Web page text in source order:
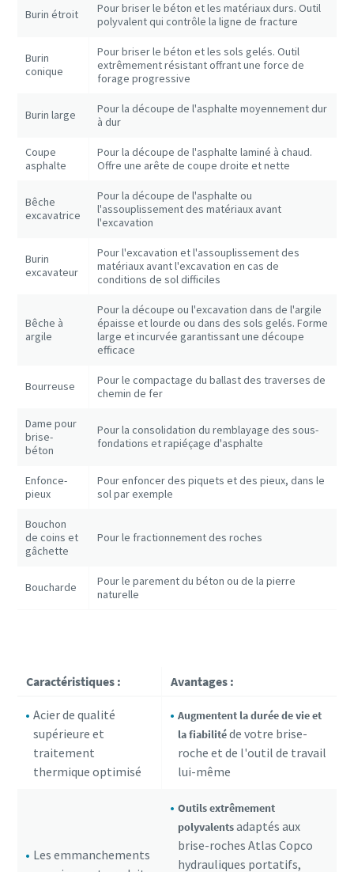
Burin étroit
Pour briser le béton et les matériaux durs. Outil
polyvalent qui contrôle la ligne de fracture
Burin
conique
Pour briser le béton et les sols gelés. Outil
extrêmement résistant offrant une force de
forage progressive
Burin large
Pour la découpe de l'asphalte moyennement dur
à dur
Coupe
asphalte
Pour la découpe de l'asphalte laminé à chaud.
Offre une arête de coupe droite et nette
Bêche
excavatrice
Pour la découpe de l'asphalte ou
l'assouplissement des matériaux avant
l'excavation
Burin
excavateur
Pour l'excavation et l'assouplissement des
matériaux avant l'excavation en cas de
conditions de sol difficiles
Bêche à
argile
Pour la découpe ou l'excavation dans de l'argile
épaisse et lourde ou dans des sols gelés. Forme
large et incurvée garantissant une découpe
efficace
Bourreuse
Pour le compactage du ballast des traverses de
chemin de fer
Dame pour
brise-
béton
Pour la consolidation du remblayage des sous-
fondations et rapiéçage d'asphalte
Enfonce-
pieux
Pour enfoncer des piquets et des pieux, dans le
sol par exemple
Bouchon
de coins et
gâchette
Pour le fractionnement des roches
Boucharde
Pour le parement du béton ou de la pierre
naturelle
Caractéristiques : Avantages :
Acier de qualité
supérieure et
traitement
thermique optimisé
Augmentent la durée de vie et
la fiabilitéde votre brise-
roche et de l'outil de travail
lui-même
Les emmanchements
Outils extrêmement
polyvalentsadaptés aux
brise-roches Atlas Copco
hydrauliques portatifs,